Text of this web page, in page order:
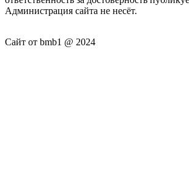
Администрация сайта не несёт.
Сайт от bmb1 @ 2024